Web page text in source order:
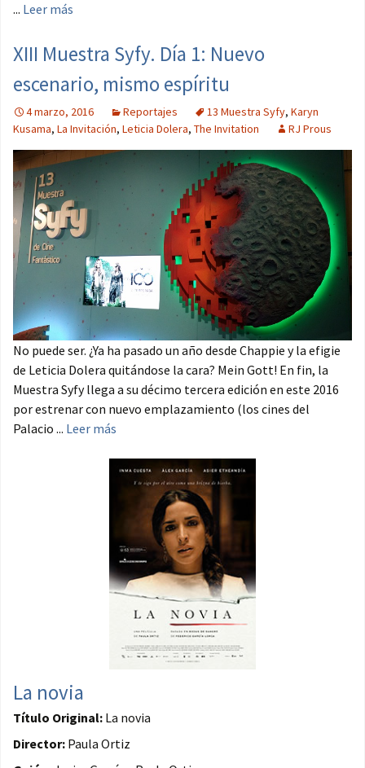
... Leer más
XIII Muestra Syfy. Día 1: Nuevo
escenario, mismo espíritu
4 marzo, 2016 Reportajes 13 Muestra Syfy, Karyn
Kusama, La Invitación, Leticia Dolera, The Invitation RJ Prous
No puede ser. ¿Ya ha pasado un año desde Chappie y la efigie
de Leticia Dolera quitándose la cara? Mein Gott! En fin, la
Muestra Syfy llega a su décimo tercera edición en este 2016
por estrenar con nuevo emplazamiento (los cines del
Palacio ... Leer más
La novia
Título Original: La novia
Director: Paula Ortiz